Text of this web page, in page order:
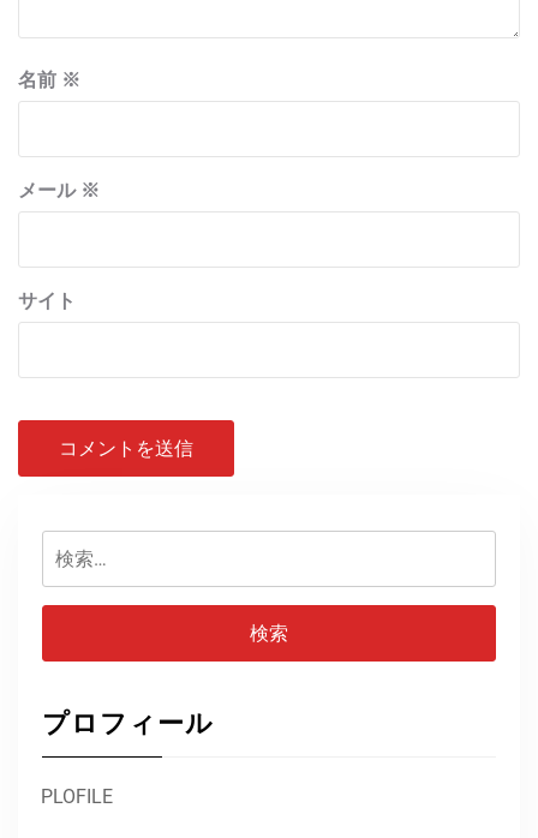
名前 ※
メール ※
サイト
検
索:
プロフィール
PLOFILE